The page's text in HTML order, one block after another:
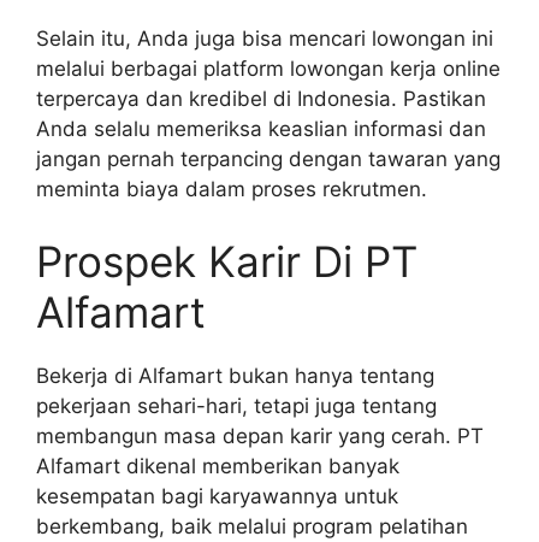
Selain itu, Anda juga bisa mencari lowongan ini
melalui berbagai platform lowongan kerja online
terpercaya dan kredibel di Indonesia. Pastikan
Anda selalu memeriksa keaslian informasi dan
jangan pernah terpancing dengan tawaran yang
meminta biaya dalam proses rekrutmen.
Prospek Karir Di PT
Alfamart
Bekerja di Alfamart bukan hanya tentang
pekerjaan sehari-hari, tetapi juga tentang
membangun masa depan karir yang cerah. PT
Alfamart dikenal memberikan banyak
kesempatan bagi karyawannya untuk
berkembang, baik melalui program pelatihan